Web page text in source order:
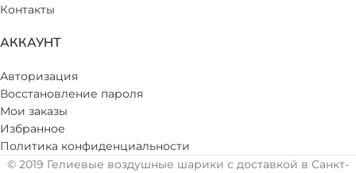
Контакты
АККАУНТ
Авторизация
Восстановление пароля
Мои заказы
Избранное
Политика конфиденциальности
© 2019 Гелиевые воздушные шарики с доставкой в Санкт-